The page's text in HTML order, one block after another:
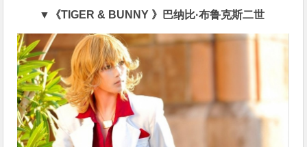
▼《TIGER & BUNNY 》巴纳比·布鲁克斯二世